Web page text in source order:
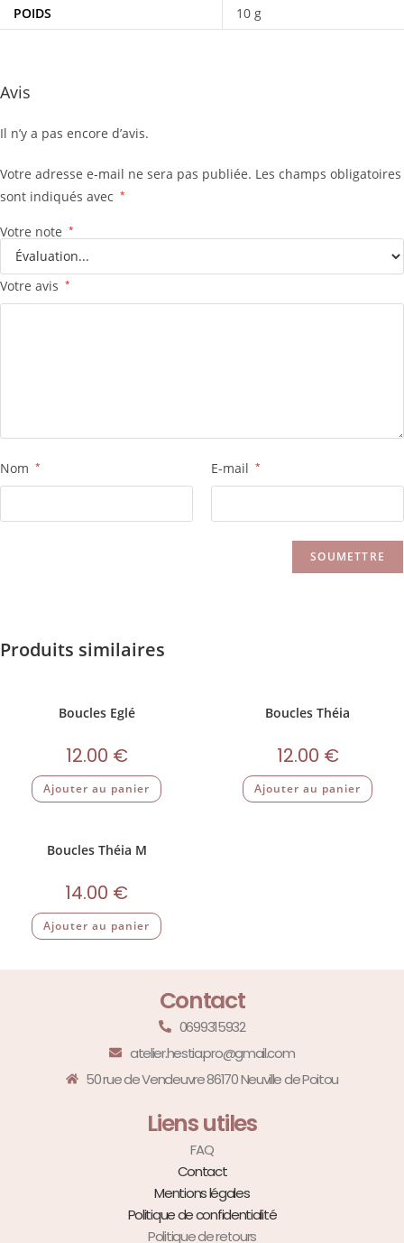
POIDS 10 g
Avis
Il n’y a pas encore d’avis.
Votre adresse e-mail ne sera pas publiée. Les champs obligatoires
sont indiqués avec *
Votre note *
Votre avis *
Nom * E-mail *
Produits similaires
Boucles Eglé
12.00 €
Ajouter au panier
Boucles Théia
12.00 €
Ajouter au panier
Boucles Théia M
14.00 €
Ajouter au panier
Contact
0699315932
atelier.hestia.pro@gmail.com
50 rue de Vendeuvre 86170 Neuville de Poitou
Liens utiles
FAQ
Contact
Mentions légales
Politique de confidentialité
Politique de retours